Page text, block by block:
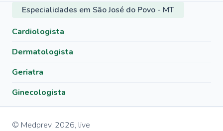
Especialidades em São José do Povo - MT
Cardiologista
Dermatologista
Geriatra
Ginecologista
© Medprev, 2026, live